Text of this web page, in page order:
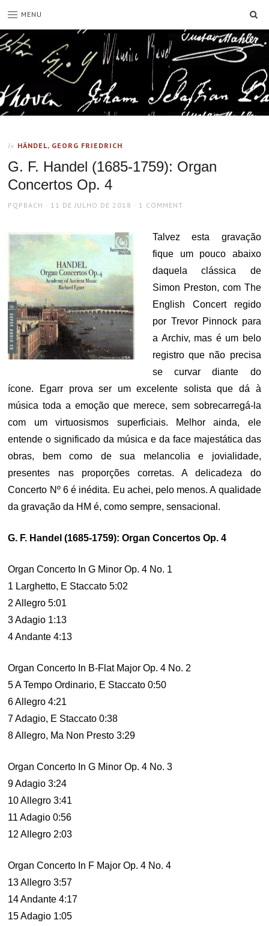
MENU
In HÄNDEL, GEORG FRIEDRICH
G. F. Handel (1685-1759): Organ
Concertos Op. 4
AUTHOR
PQPBACH
POSTED
11 DE JULHO DE 2018 1 COMMENT
Talvez esta gravação
fique um pouco abaixo
daquela clássica de
Simon Preston, com The
English Concert regido
por Trevor Pinnock para
a Archiv, mas é um belo
registro que não precisa
se curvar diante do
ícone. Egarr prova ser um excelente solista que dá à
música toda a emoção que merece, sem sobrecarregá-la
com um virtuosismos superficiais. Melhor ainda, ele
entende o significado da música e da face majestática das
obras, bem como de sua melancolia e jovialidade,
presentes nas proporções corretas. A delicadeza do
Concerto Nº 6 é inédita. Eu achei, pelo menos. A qualidade
da gravação da HM é, como sempre, sensacional.
G. F. Handel (1685-1759): Organ Concertos Op. 4
Organ Concerto In G Minor Op. 4 No. 1
1 Larghetto, E Staccato 5:02
2 Allegro 5:01
3 Adagio 1:13
4 Andante 4:13
Organ Concerto In B-Flat Major Op. 4 No. 2
5 A Tempo Ordinario, E Staccato 0:50
6 Allegro 4:21
7 Adagio, E Staccato 0:38
8 Allegro, Ma Non Presto 3:29
Organ Concerto In G Minor Op. 4 No. 3
9 Adagio 3:24
10 Allegro 3:41
11 Adagio 0:56
12 Allegro 2:03
Organ Concerto In F Major Op. 4 No. 4
13 Allegro 3:57
14 Andante 4:17
15 Adagio 1:05